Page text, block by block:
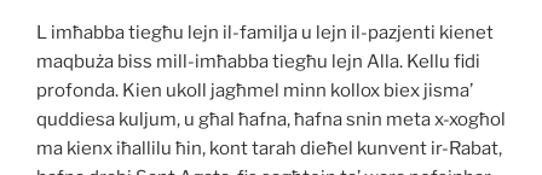
L imħabba tiegħu lejn il-familja u lejn il-pazjenti kienet
maqbuża biss mill-imħabba tiegħu lejn Alla. Kellu fidi
profonda. Kien ukoll jagħmel minn kollox biex jisma’
quddiesa kuljum, u għal ħafna, ħafna snin meta x-xogħol
ma kienx iħallilu ħin, kont tarah dieħel kunvent ir-Rabat,